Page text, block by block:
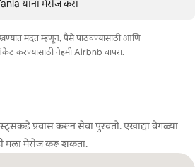
यांना मेसेज करा
मदत म्हणून, पैसे पाठवण्यासाठी आणि
करण्यासाठी नेहमी Airbnb वापरा.
प्रवास करून सेवा पुरवतो. एखाद्या वेगळ्या
मला मेसेज करू शकता.